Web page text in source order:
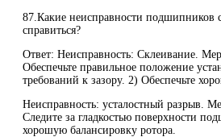
87.Какие неисправности подшипников
справиться?
Ответ: Неисправность: Склеивание.
Обеспечьте правильное положение
требований к зазору. 2) Обеспечьте
Неисправность: усталостный разрыв.
Следите за гладкостью поверхности
хорошую балансировку ротора.